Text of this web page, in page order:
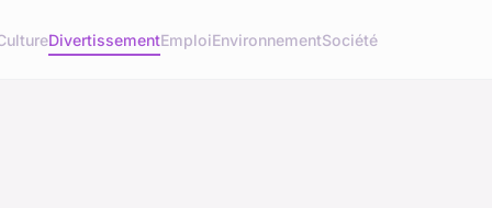
DivertissementEmploiEnvironnementSociété